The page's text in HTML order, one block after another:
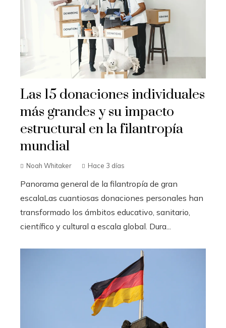
Las 15 donaciones individuales
más grandes y su impacto
estructural en la filantropía
mundial
Noah Whitaker Hace 3 días
Panorama general de la filantropía de gran
escalaLas cuantiosas donaciones personales han
transformado los ámbitos educativo, sanitario,
científico y cultural a escala global. Dura...